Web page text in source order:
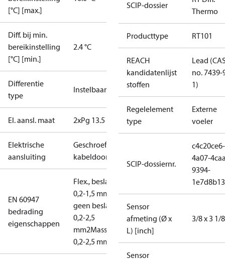
[°C] [max.]
Diff. bij min.
bereikinstelling
[°C] [min.]
2.4 °C
Differentie
type
Instelbaar
El. aansl. maat 2xPg 13.5
Elektrische
aansluiting
Geschroefde
kabeldoorvoer
EN 60947
bedrading
eigenschappen
Flex., beslagringen:
0,2-1,5 mm2
Flex.,
geen beslagringen:
0,2-2,5
mm2Massief/geaderd:
0,2-2,5 mm2
SCIP-dossier
Thermo
Producttype RT101
REACH
kandidatenlijst
stoffen
Lead
no. 7439-
1)
Regelelement
type
Externe
voeler
SCIP-dossiernr.
c4c20ce6-
4a07-
9394-
Sensor
afmeting (Ø x
L) [inch]
3/8 x 3 1/
Sensor